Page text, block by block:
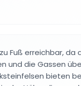
Fuß erreichbar, da
und die Gassen
bieten